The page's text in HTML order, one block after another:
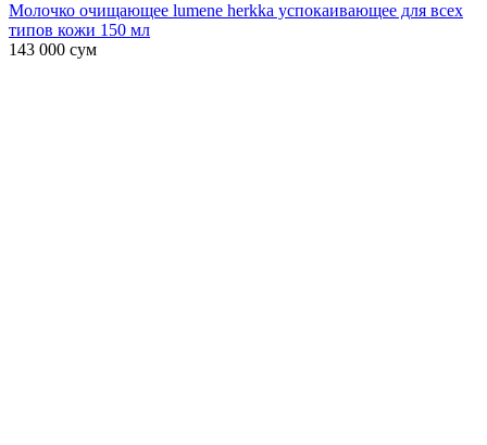
Молочко очищающее lumene herkka успокаивающее для всех
типов кожи 150 мл
143 000 сум